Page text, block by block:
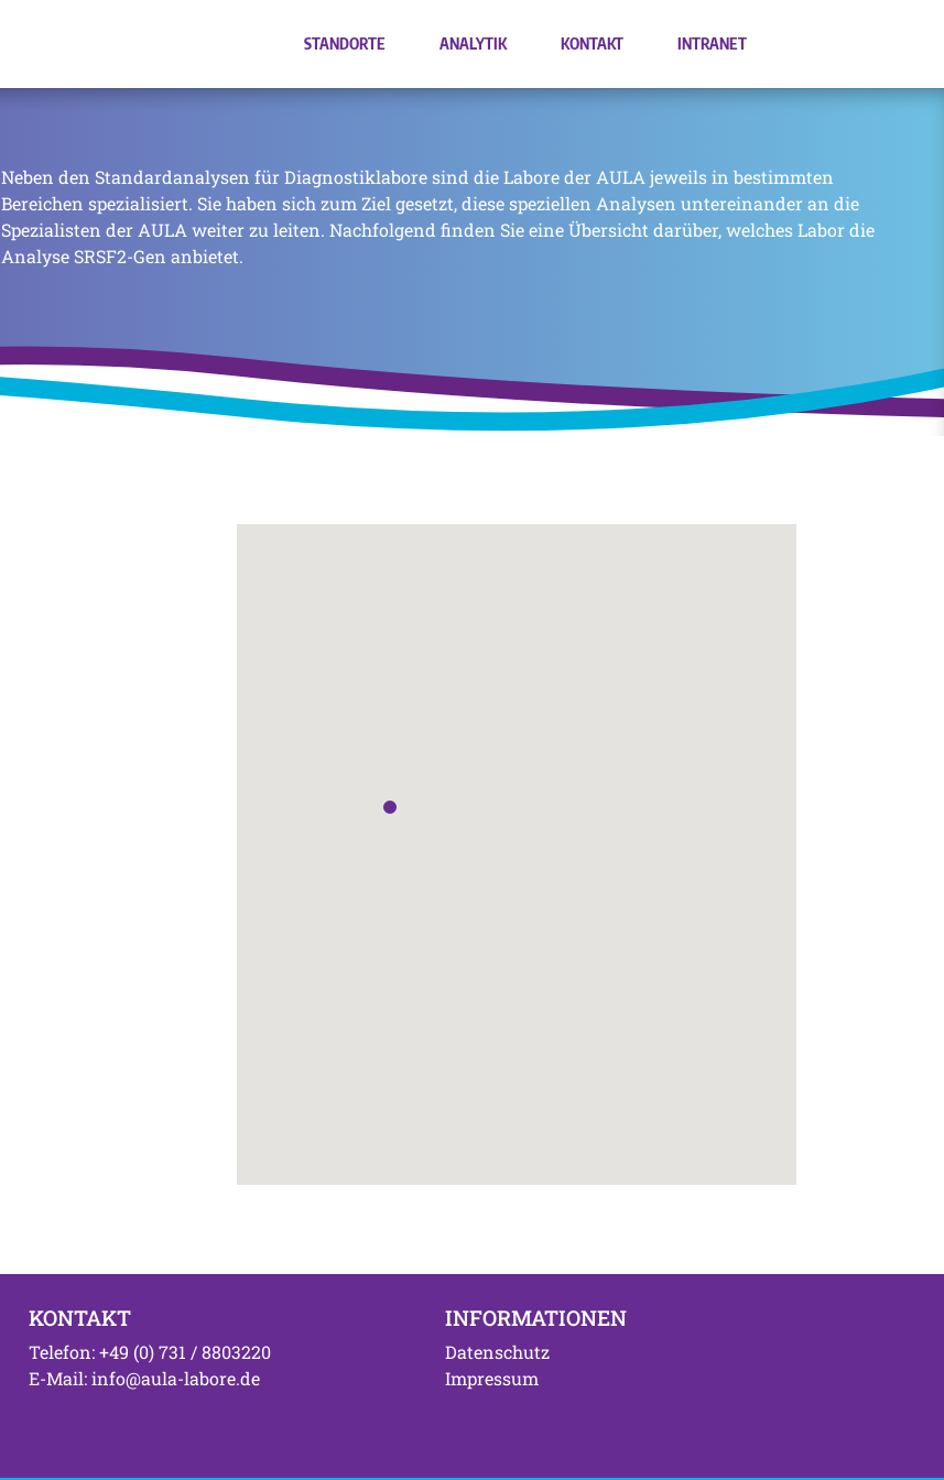
STANDORTE ANALYTIK KONTAKT INTRANET
Neben den Standardanalysen für Diagnostiklabore sind die Labore der AULA jeweils in bestimmten
Bereichen spezialisiert. Sie haben sich zum Ziel gesetzt, diese speziellen Analysen untereinander an die
Spezialisten der AULA weiter zu leiten. Nachfolgend finden Sie eine Übersicht darüber, welches Labor die
Analyse SRSF2-Gen anbietet.
KONTAKT
Telefon: +49 (0) 731 / 8803220
E-Mail: info@aula-labore.de
INFORMATIONEN
Datenschutz
Impressum